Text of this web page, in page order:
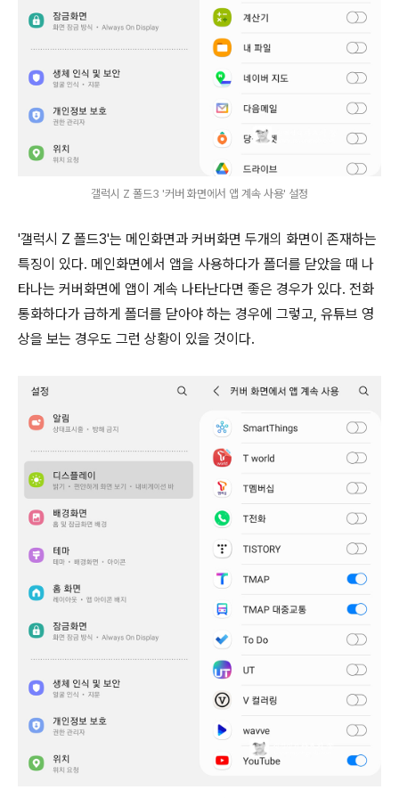
갤럭시 Z 폴드3 '커버 화면에서 앱 계속 사용' 설정
'갤럭시 Z 폴드3'는 메인화면과 커버화면 두개의 화면이 존재하는
특징이 있다. 메인화면에서 앱을 사용하다가 폴더를 닫았을 때 나
타나는 커버화면에 앱이 계속 나타난다면 좋은 경우가 있다. 전화
통화하다가 급하게 폴더를 닫아야 하는 경우에 그렇고, 유튜브 영
상을 보는 경우도 그런 상황이 있을 것이다.